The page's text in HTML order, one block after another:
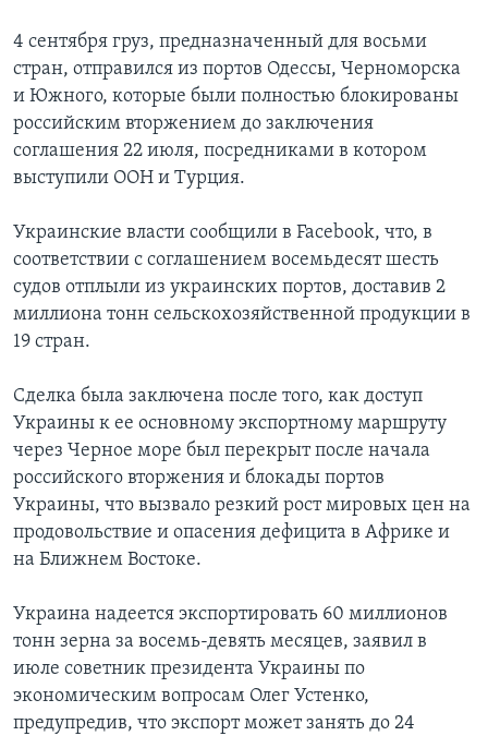
4 сентября груз, предназначенный для восьми
стран, отправился из портов Одессы, Черноморска
и Южного, которые были полностью блокированы
российским вторжением до заключения
соглашения 22 июля, посредниками в котором
выступили ООН и Турция.
Украинские власти сообщили в Facebook, что, в
соответствии с соглашением восемьдесят шесть
судов отплыли из украинских портов, доставив 2
миллиона тонн сельскохозяйственной продукции в
19 стран.
Сделка была заключена после того, как доступ
Украины к ее основному экспортному маршруту
через Черное море был перекрыт после начала
российского вторжения и блокады портов
Украины, что вызвало резкий рост мировых цен на
продовольствие и опасения дефицита в Африке и
на Ближнем Востоке.
Украина надеется экспортировать 60 миллионов
тонн зерна за восемь-девять месяцев, заявил в
июле советник президента Украины по
экономическим вопросам Олег Устенко,
предупредив, что экспорт может занять до 24